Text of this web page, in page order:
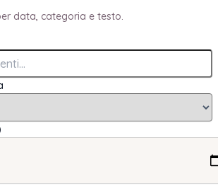
data, categoria e testo.